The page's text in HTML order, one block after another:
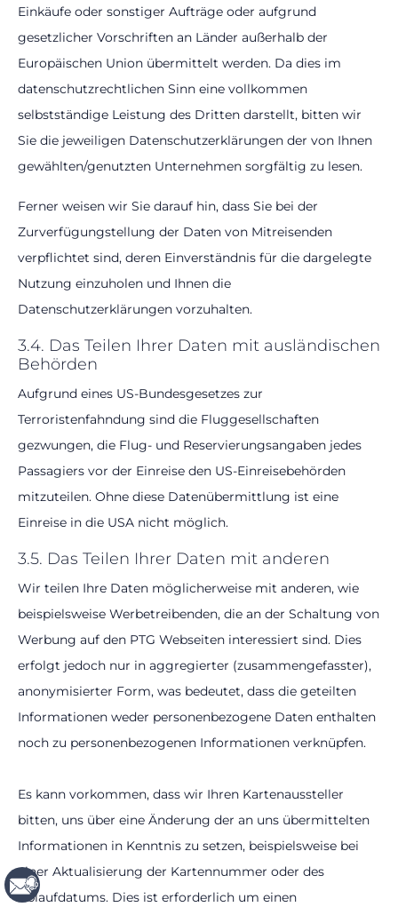
Schnellnavigation
Einkäufe oder sonstiger Aufträge oder aufgrund
gesetzlicher Vorschriften an Länder außerhalb der
Europäischen Union übermittelt werden. Da dies im
datenschutzrechtlichen Sinn eine vollkommen
selbstständige Leistung des Dritten darstellt, bitten wir
Sie die jeweiligen Datenschutzerklärungen der von Ihnen
gewählten/genutzten Unternehmen sorgfältig zu lesen.
Ferner weisen wir Sie darauf hin, dass Sie bei der
Zurverfügungstellung der Daten von Mitreisenden
verpflichtet sind, deren Einverständnis für die dargelegte
Nutzung einzuholen und Ihnen die
Datenschutzerklärungen vorzuhalten.
3.4. Das Teilen Ihrer Daten mit ausländischen
Behörden
Aufgrund eines US-Bundesgesetzes zur
Terroristenfahndung sind die Fluggesellschaften
gezwungen, die Flug- und Reservierungsangaben jedes
Passagiers vor der Einreise den US-Einreisebehörden
mitzuteilen. Ohne diese Datenübermittlung ist eine
Einreise in die USA nicht möglich.
3.5. Das Teilen Ihrer Daten mit anderen
Wir teilen Ihre Daten möglicherweise mit anderen, wie
beispielsweise Werbetreibenden, die an der Schaltung von
Werbung auf den PTG Webseiten interessiert sind. Dies
erfolgt jedoch nur in aggregierter (zusammengefasster),
anonymisierter Form, was bedeutet, dass die geteilten
Informationen weder personenbezogene Daten enthalten
noch zu personenbezogenen Informationen verknüpfen.
Es kann vorkommen, dass wir Ihren Kartenaussteller
bitten, uns über eine Änderung der an uns übermittelten
Informationen in Kenntnis zu setzen, beispielsweise bei
einer Aktualisierung der Kartennummer oder des
Ablaufdatums. Dies ist erforderlich um einen